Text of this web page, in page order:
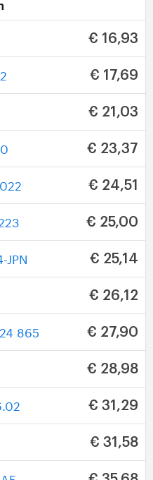
€ 16,93
€ 17,69
€ 21,03
€ 23,37
€ 24,51
€ 25,00
JPN € 25,14
€ 26,12
865 € 27,90
€ 28,98
€ 31,29
€ 31,58